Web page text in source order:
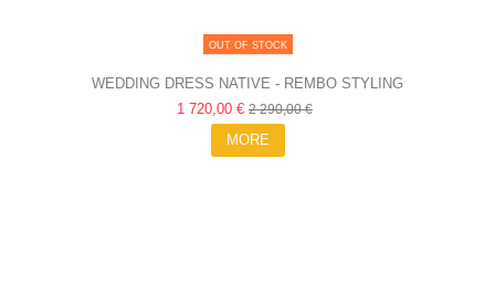
OUT OF STOCK
WEDDING DRESS NATIVE - REMBO STYLING
1 720,00 € 2 290,00 €
MORE